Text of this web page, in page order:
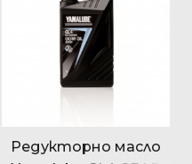
Редукторно масло